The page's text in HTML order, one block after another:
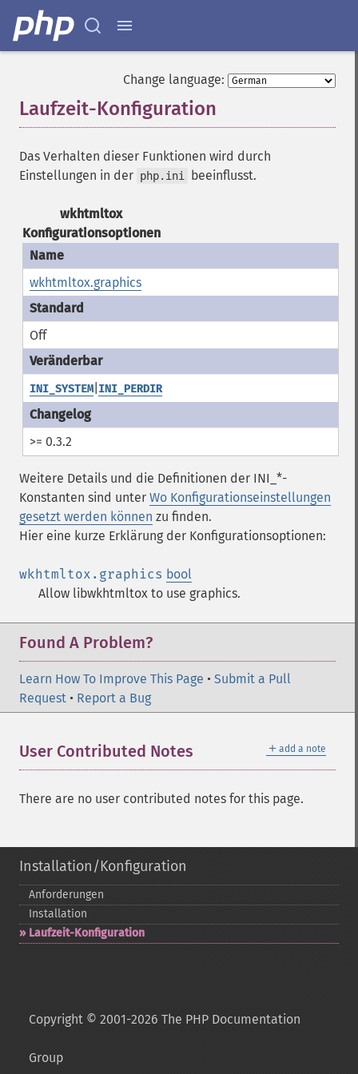
Change language:
Laufzeit-Konfiguration
Das Verhalten dieser Funktionen wird durch
Einstellungen in der php.ini beeinflusst.
wkhtmltox
Konfigurationsoptionen
wkhtmltox.graphics
Off
INI_SYSTEM| INI_PERDIR
>= 0.3.2
Weitere Details und die Definitionen der INI_*-
Konstanten sind unter Wo Konfigurationseinstellungen
gesetzt werden können zu finden.
Hier eine kurze Erklärung der Konfigurationsoptionen:
wkhtmltox.graphics bool
Allow libwkhtmltox to use graphics.
Found A Problem?
Learn How To Improve This Page • Submit a Pull
Request • Report a Bug
＋ add a note
User Contributed Notes
There are no user contributed notes for this page.
Installation/Konfiguration
Anforderungen
Installation
Laufzeit-​Konfiguration
Copyright © 2001-2026 The PHP Documentation
Group